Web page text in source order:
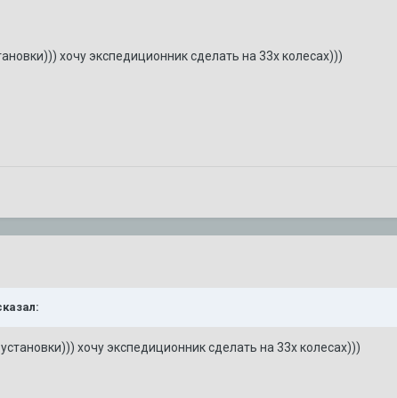
раз? Доп. охлаждение?
хочу экспедиционник сделать на 33х колесах)))
хочу экспедиционник сделать на 33х колесах)))